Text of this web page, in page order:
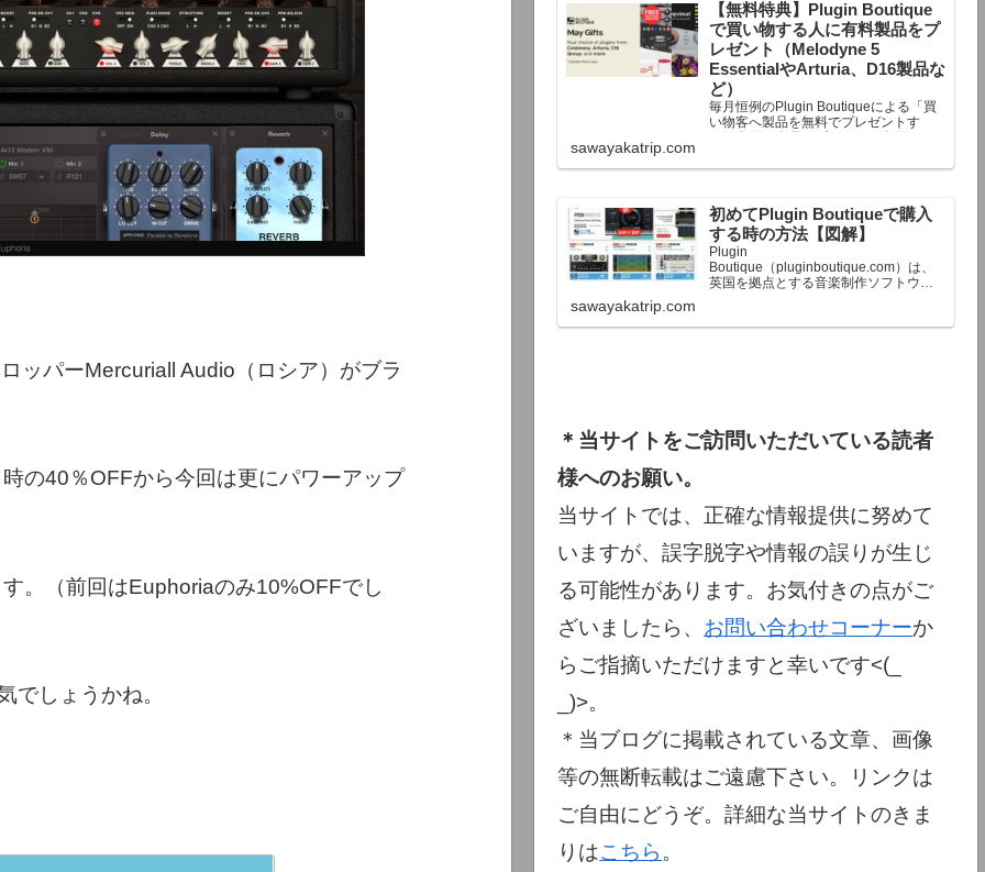
ッパーMercuriall Audio（ロシア）がブラ
の40％OFFから今回は更にパワーアップ
。（前回はEuphoriaのみ10%OFFでし
でしょうかね。
【無料特典】Plugin Boutique
で買い物する人に有料製品をプ
レゼント（Melodyne 5
EssentialやArturia、D16製品な
ど）
毎月恒例のPlugin Boutiqueによる「買
い物客へ製品を無料でプレゼントす
る」企画。今月もプレゼント企画が用
定額以上のお金を出して何かを購入す
終了予定日：日本時間：6/1（月…
sawayakatrip.com
初めてPlugin Boutiqueで購入
する時の方法【図解】
Plugin
Boutique（pluginboutique.com）は、
英国を拠点とする音楽制作ソフトウェ
で、世界中のミュージシャンに利用さ
sawayakatrip.com
＊当サイトをご訪問いただいている読者
様へのお願い。
当サイトでは、正確な情報提供に努めて
いますが、誤字脱字や情報の誤りが生じ
る可能性があります。お気付きの点がご
ざいましたら、 お問い合わせコーナーか
らご指摘いただけますと幸いです<(_
_)>。
＊当ブログに掲載されている文章、画像
等の無断転載はご遠慮下さい。リンクは
ご自由にどうぞ。詳細な当サイトのきま
りはこちら 。